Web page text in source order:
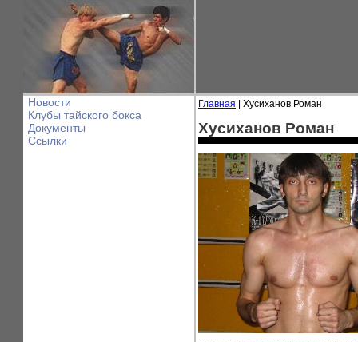
Новости
Клубы тайского бокса
Документы
Ссылки
Главная | Хусиханов Роман
Хусиханов Роман